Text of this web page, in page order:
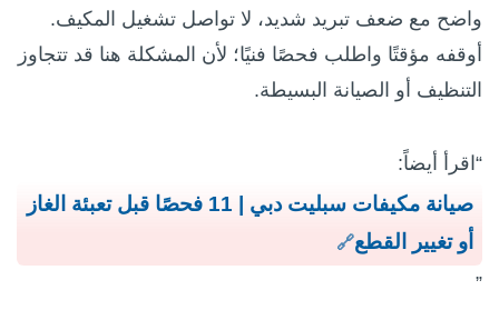
واضح مع ضعف تبريد شديد، لا تواصل تشغيل المكيف.
أوقفه مؤقتًا واطلب فحصًا فنيًا؛ لأن المشكلة هنا قد تتجاوز
التنظيف أو الصيانة البسيطة.
“اقرأ أيضاً:
صيانة مكيفات سبليت دبي | 11 فحصًا قبل تعبئة الغاز
أو تغيير القطع
”